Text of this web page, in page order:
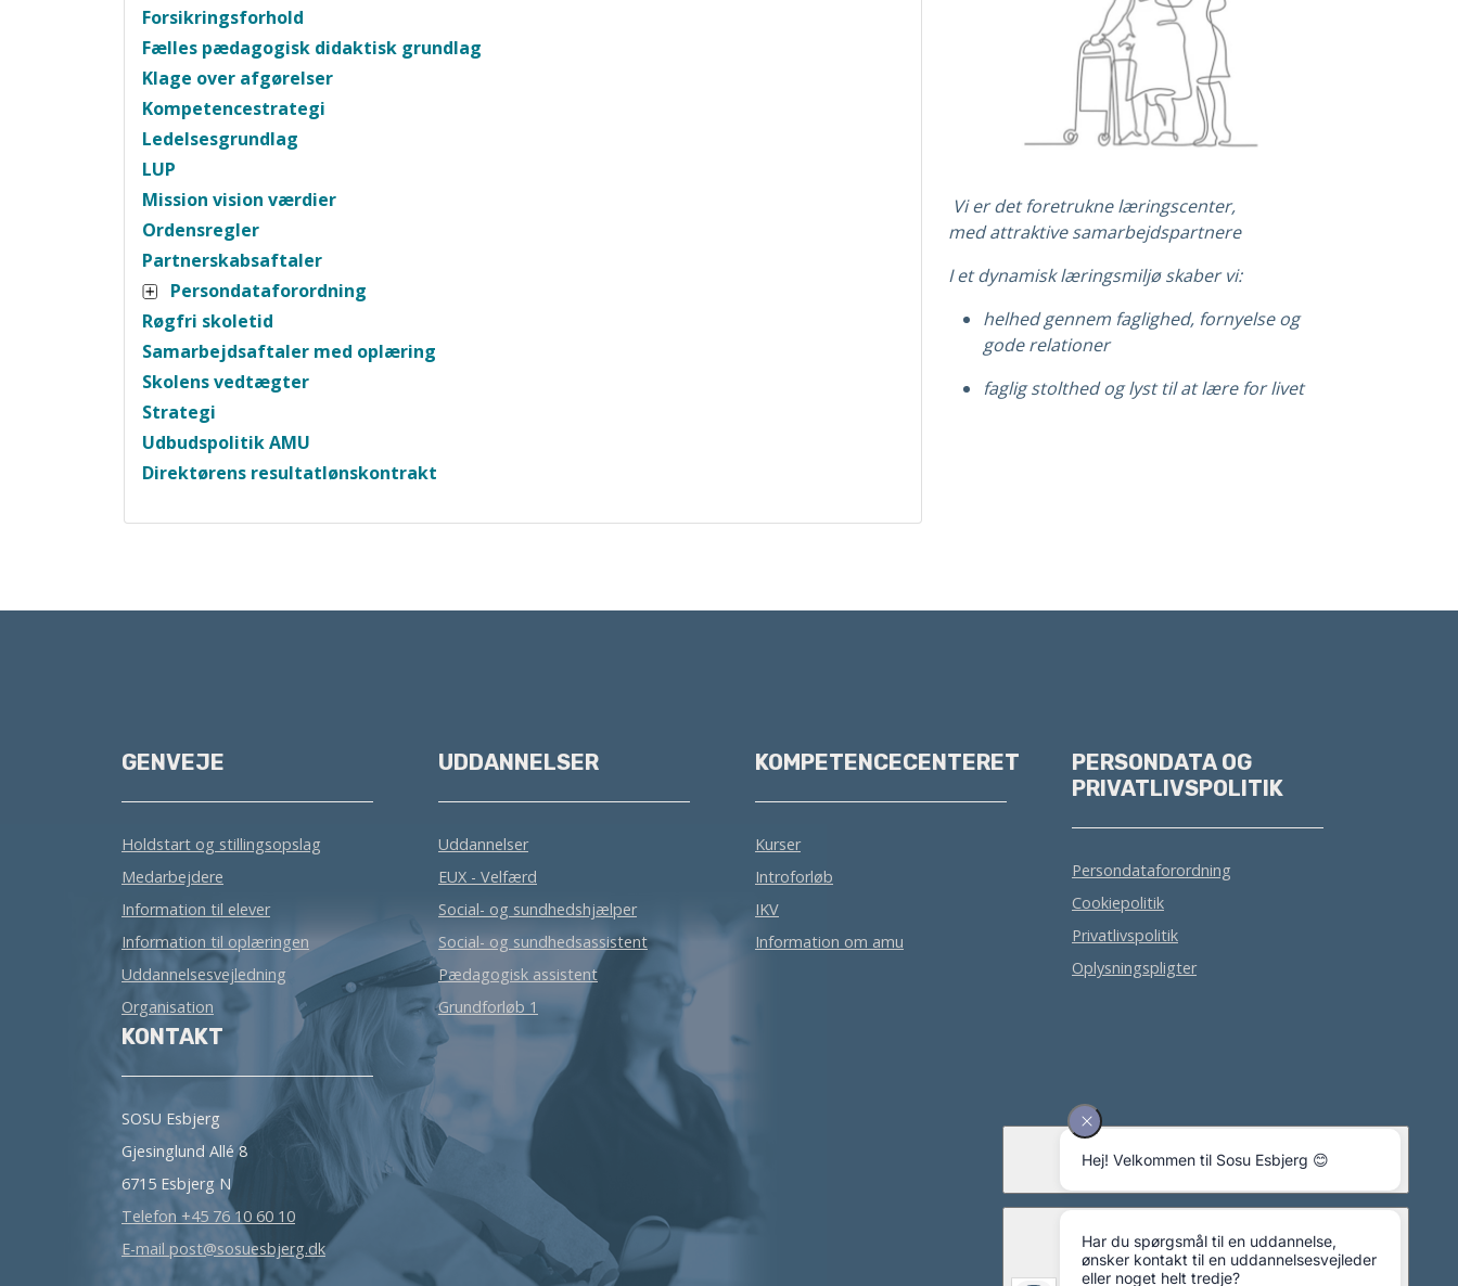
Forsikringsforhold
Fælles pædagogisk didaktisk grundlag
Klage over afgørelser
Kompetencestrategi
Ledelsesgrundlag
LUP
Mission vision værdier
Ordensregler
Partnerskabsaftaler
Persondataforordning
Røgfri skoletid
Samarbejdsaftaler med oplæring
Skolens vedtægter
Strategi
Udbudspolitik AMU
Direktørens resultatlønskontrakt
Vi er det foretrukne læringscenter,
med attraktive samarbejdspartnere
I et dynamisk læringsmiljø skaber vi:
helhed gennem faglighed, fornyelse og
gode relationer
faglig stolthed og lyst til at lære for livet
GENVEJE
Holdstart og stillingsopslag
Medarbejdere
Information til elever
Information til oplæringen
Uddannelsesvejledning
Organisation
UDDANNELSER
Uddannelser
EUX - Velfærd
Social- og sundhedshjælper
Social- og sundhedsassistent
Pædagogisk assistent
Grundforløb 1
KOMPETENCECENTERET
Kurser
Introforløb
IKV
Information om amu
PERSONDATA OG
PRIVATLIVSPOLITIK
Persondataforordning
Cookiepolitik
Privatlivspolitik
Oplysningspligter
KONTAKT
SOSU Esbjerg
Gjesinglund Allé 8
6715 Esbjerg N
Telefon +45 76 10 60 10
E-mail post@sosuesbjerg.dk